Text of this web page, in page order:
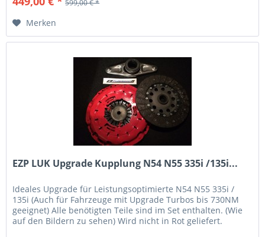
599,00 € *
Merken
EZP LUK Upgrade Kupplung N54 N55 335i /135i...
Ideales Upgrade für Leistungsoptimierte N54 N55 335i /
135i (Auch für Fahrzeuge mit Upgrade Turbos bis 730NM
geeignet) Alle benötigten Teile sind im Set enthalten. (Wie
auf den Bildern zu sehen) Wird nicht in Rot geliefert.